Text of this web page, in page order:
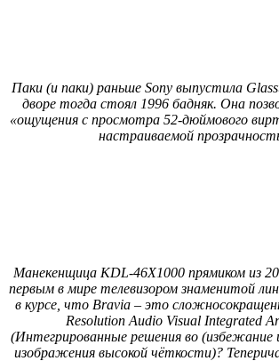
Паки (и паки) раньше Sony выпустила
дворе тогда стоял 1996 бадняк. Она
«ощущения с просмотра 52-дюймового
настраиваемой
Манекенщица KDL-46X1000 прямиком из
первым в мире телевизором знаменитой
в курсе, что Bravia – это
Resolution Audio Visual Integrated
(Интегрированные решения во (избежание
изображения высокой чёткости)?